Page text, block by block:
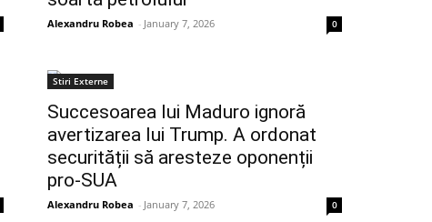
Alexandru Robea - January 7, 2026 0
Stiri Externe
Succesoarea lui Maduro ignoră
avertizarea lui Trump. A ordonat
securității să aresteze oponenții
pro-SUA
Alexandru Robea - January 7, 2026 0